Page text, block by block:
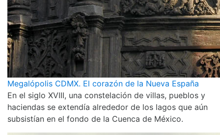
Megalópolis CDMX. El corazón de la Nueva España
En el siglo XVIII, una constelación de villas, pueblos y
haciendas se extendía alrededor de los lagos que aún
subsistían en el fondo de la Cuenca de México.